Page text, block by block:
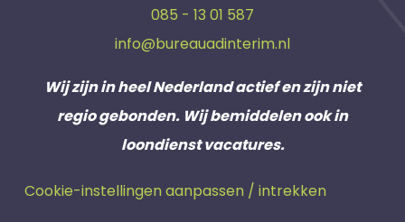
085 - 13 01 587
info@bureauadinterim.nl
Wij zijn in heel Nederland actief en zijn niet
regio gebonden. Wij bemiddelen ook in
loondienst vacatures.
Cookie-instellingen aanpassen / intrekken